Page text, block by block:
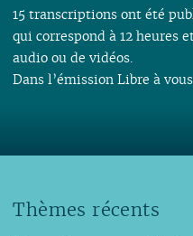
15 transcriptions ont été
qui correspond à 12 heures
audio ou de vidéos.
Dans l’émission Libre à
Thèmes récents